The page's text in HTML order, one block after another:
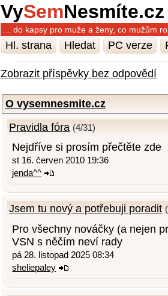
VySemNesmíte.cz
… do kapsy pro muže a ženy, co mužům
Hl. strana Hledat PC verze
Zobrazit příspěvky bez odpovědí
O vysemnesmite.cz
Pravidla fóra (4/31)
Nejdříve si prosím přečtěte zde
st 16. červen 2010 19:36
jenda^^
Jsem tu nový a potřebuji poradit
Pro všechny nováčky (a nejen
VSN s něčím neví rady
pá 28. listopad 2025 08:34
sheliepaley